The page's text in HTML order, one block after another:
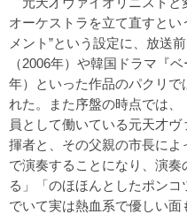
オーケストラを立て直すとい
メント”という設定に、放送
（2006年）や韓国ドラマ『
年）といった作品のパクリ
れた。また序盤の時点では
員として働いている元天才
揮者と、その父親の市長に
で演奏することになり、演
る」「のほほんとしたポン
でいて実は熱血系で優しい